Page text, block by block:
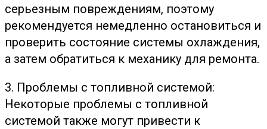
серьезным повреждениям, поэтому
рекомендуется немедленно остановиться и
проверить состояние системы охлаждения,
а затем обратиться к механику для ремонта.
3. Проблемы с топливной системой:
Некоторые проблемы с топливной
системой также могут привести к